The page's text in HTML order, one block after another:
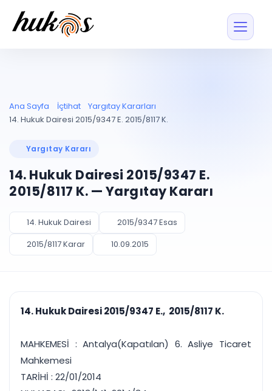
Entegrasyonu
UYAP ile otomatik
UYAP Evrak
Entegrasyonu
UETS Entegrasyonu
Tebligatları anında
Müvekkil ve taraf
Vekalet
PLANLAMA & TAKİP
Pano ve Takip
Duruşma ve görev
takvimi
Bildirim
Süreleri asla kaçırmayın
takibi
rapor
Tek panelde uçtan uca yönetim
UYAP & UETS entegrasyonundan finansa, hepsi bir arada.
Blog
Ücretsiz Başlayın Giriş Yap
Ana Sayfa İçtihat
Yargıtay Kararları
14. Hukuk Dairesi 2015/9347 E. 2015/8117 K.
Yargıtay Kararı
14. Hukuk Dairesi 2015/9347 E.
2015/8117 K. — Yargıtay Kararı
14. Hukuk Dairesi
2015/9347 Esas
2015/8117 Karar
10.09.2015
14. Hukuk Dairesi 2015/9347 E., 2015/8117 K.
MAHKEMESİ : Antalya(Kapatılan) 6. Asliye Ticaret
Mahkemesi
TARİHİ : 22/01/2014